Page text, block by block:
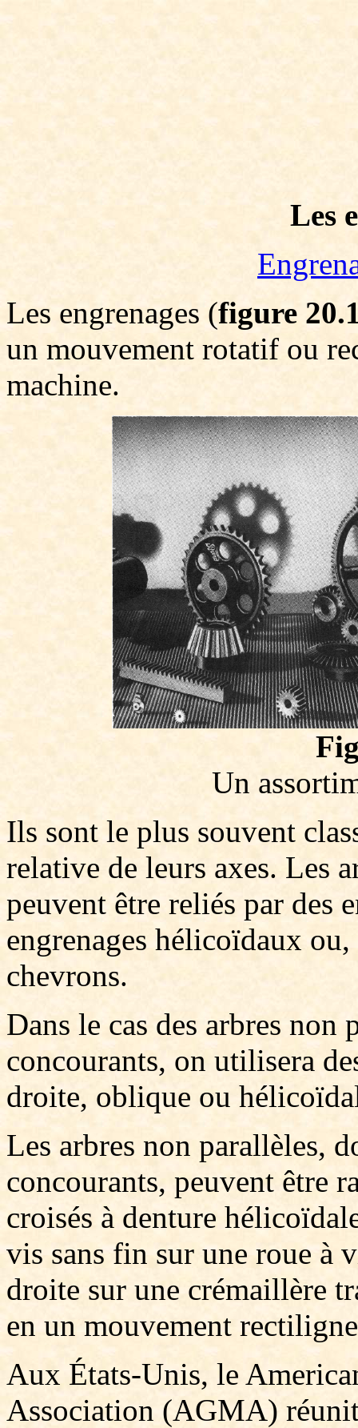
Les
Les engrenages (figure
un mouvement rotatif ou
machine.
Un
Ils sont le plus souvent
relative de leurs axes. Les
peuvent être reliés par des
engrenages hélicoïdaux ou,
chevrons.
Dans le cas des arbres non
concourants, on utilisera
droite, oblique ou
Les arbres non parallèles,
concourants, peuvent être
croisés à denture
vis sans fin sur une roue à
droite sur une crémaillère
en un mouvement
Aux États-Unis, le
Association (AGMA)